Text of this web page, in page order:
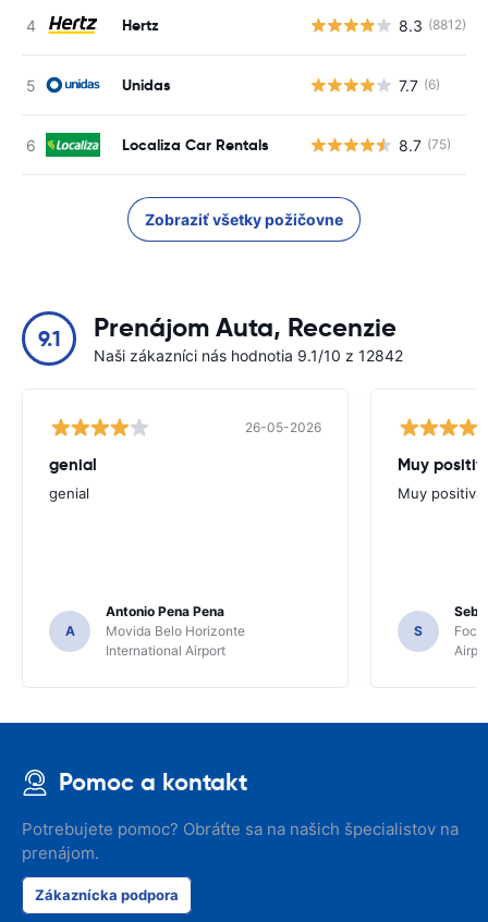
Hertz 8.3 (8812)
Unidas 7.7 (6)
Localiza Car Rentals 8.7 (75)
Zobraziť všetky požičovne
9.1 Prenájom Auta, Recenzie
Naši zákazníci nás hodnotia 9.1/10 z 12842
26-05-2026
genial
genial
A
Antonio Pena Pena
Movida Belo Horizonte
International Airport
Muy
Muy positiva
S
Foco
Pomoc a kontakt
Potrebujete pomoc? Obráťte sa na našich špecialistov na
prenájom.
Zákaznícka podpora